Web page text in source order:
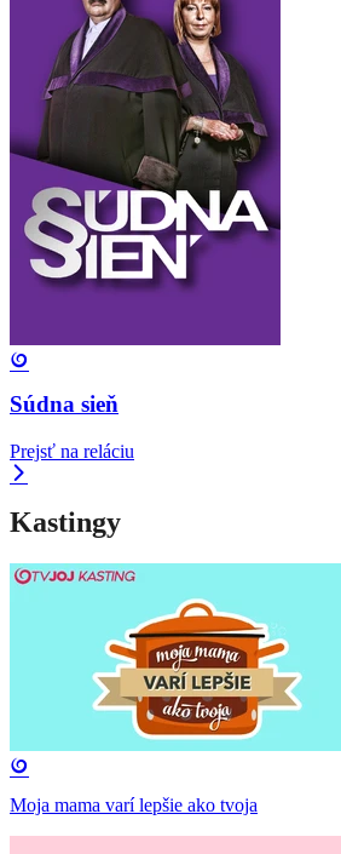
Súdna sieň
Prejsť na reláciu
Kastingy
Moja mama varí lepšie ako tvoja